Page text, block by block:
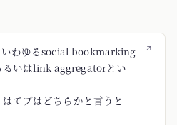
↗
いわゆるsocial bookmarking
るいはlink aggregatorとい
てブはどちらかと言うと